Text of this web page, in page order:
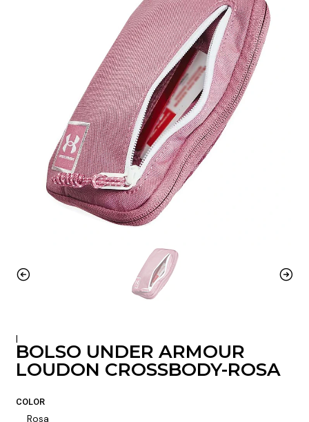
|
BOLSO UNDER ARMOUR
LOUDON CROSSBODY-ROSA
COLOR
Rosa